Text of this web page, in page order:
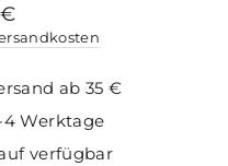
ab 35 €
4 Werktage
verfügbar